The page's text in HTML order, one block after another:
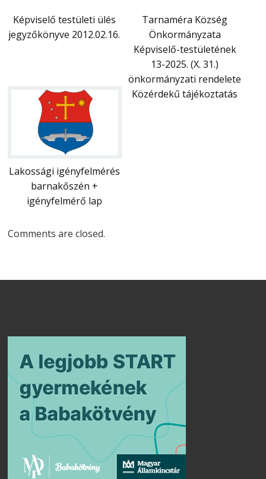
Képviselő testületi ülés
jegyzőkönyve 2012.02.16.
Tarnaméra Község
Önkormányzata
Képviselő-testületének
13-2025. (X. 31.)
önkormányzati rendelete
Lakossági igényfelmérés
barnakőszén +
igényfelmérő lap
Közérdekű tájékoztatás
Comments are closed.